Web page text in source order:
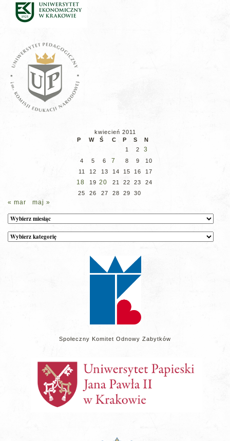
kwiecień 2011
P
W Ś C P S
N
1
2 3
4 5 6 7 8 9
10
11
12 13 14 15 16 17
18 19 20 21 22 23
24
25
26 27 28 29 30
« mar maj »
Archiwum
Kategorie
wpisów
Społeczny Komitet Odnowy Zabytków